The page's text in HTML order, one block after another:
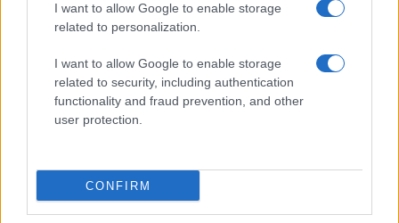
I want to allow Google to enable storage
related to personalization.
I want to allow Google to enable storage
related to security, including authentication
functionality and fraud prevention, and other
user protection.
CONFIRM
Leggi i commenti